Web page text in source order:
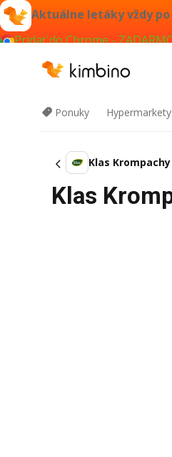
Aktuálne letáky vždy
Pridať do Chrome -
Ponuky Hypermarkety
Klas Krompachy
Klas